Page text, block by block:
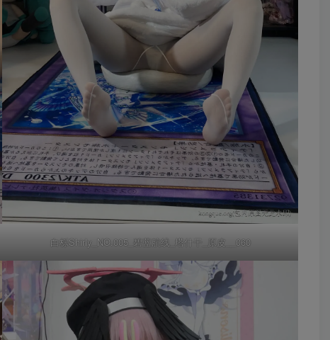
白栎Shirly_NO.005_碧蓝航线_塔什干_原皮__060